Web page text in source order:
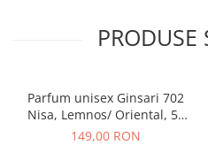
PRODUSE
Parfum unisex Ginsari 702
Nisa, Lemnos/ Oriental, 50
ml
149,00 RON